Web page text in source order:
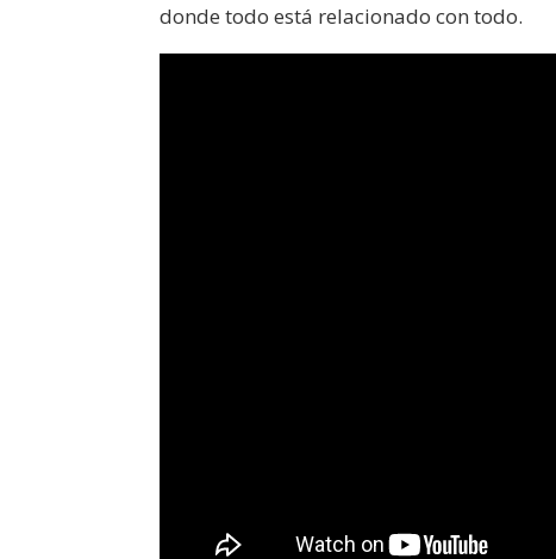
donde todo está relacionado con todo.